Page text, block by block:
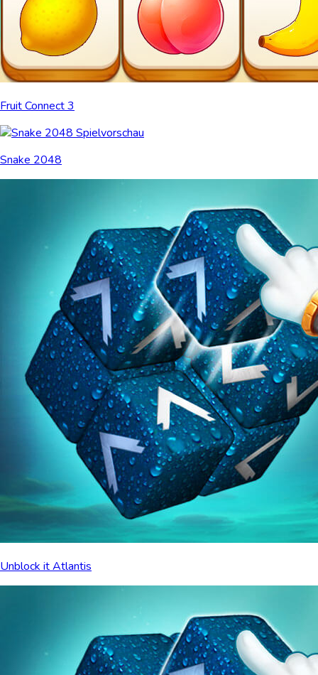
Fruit Connect 3
Snake 2048
Unblock it Atlantis